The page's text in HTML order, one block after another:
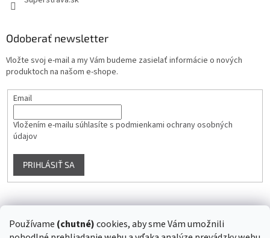
Používame (chutné)cookies, aby sme Vám umožnili
Odoberať newsletter
Vložte svoj e-mail a my Vám budeme zasielať informácie o nových
produktoch na našom e-shope.
Email
Vložením e-mailu súhlasíte s podmienkami ochrany osobných
údajov
PRIHLÁSIŤ SA